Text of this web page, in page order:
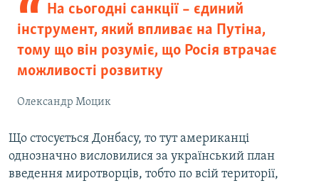
На сьогодні санкції – єдиний
інструмент, який впливає на Путіна,
тому що він розуміє, що Росія втрачає
можливості розвитку
Олександр Моцик
Що стосується Донбасу, то тут американці
однозначно висловилися за український план
введення миротворців, тобто по всій території,